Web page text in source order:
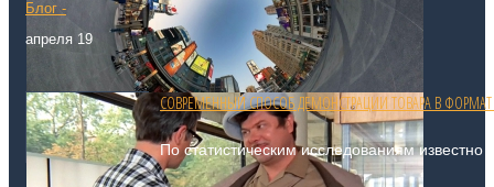
Блог -
апреля 19
СОВРЕМЕННЫЙ СПОСОБ ДЕМОНСТРАЦИИ ТОВАРА В ФОРМАТ
По статистическим исследованиям